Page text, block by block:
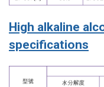
High alkaline
specifications